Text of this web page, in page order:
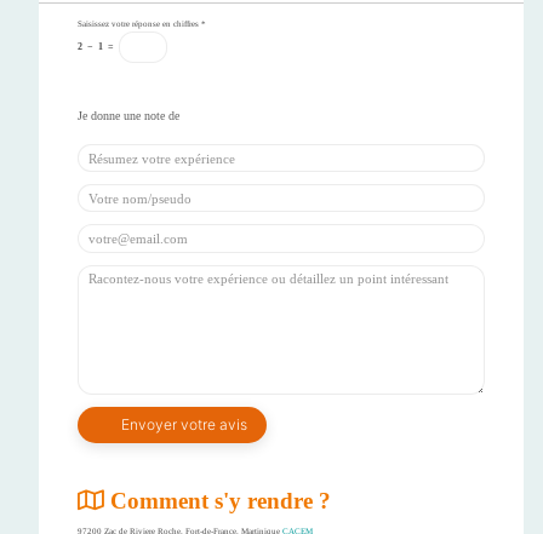
Saisissez votre réponse en chiffres *
2 − 1 =
Comment s'y rendre ?